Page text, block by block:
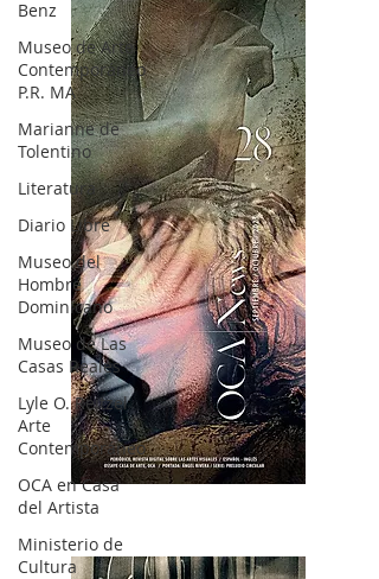
Benz
Museo de Arte
Contemporáneo
P.R. MA
Marianne de
Tolentino
Literatura
Diario Libre
Museo del
Hombre
Dominicano
Museo de Las
Casas Reales
Lyle O. Reitzel
Arte
Contemporáneo
OCA en Casa
del Artista
Ministerio de
Cultura
OCA|News 28 / Julio-Agosto-Septiembre, 2023